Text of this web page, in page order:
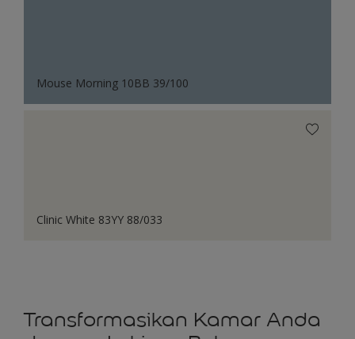
Mouse Morning 10BB 39/100
Clinic White 83YY 88/033
Transformasikan Kamar Anda